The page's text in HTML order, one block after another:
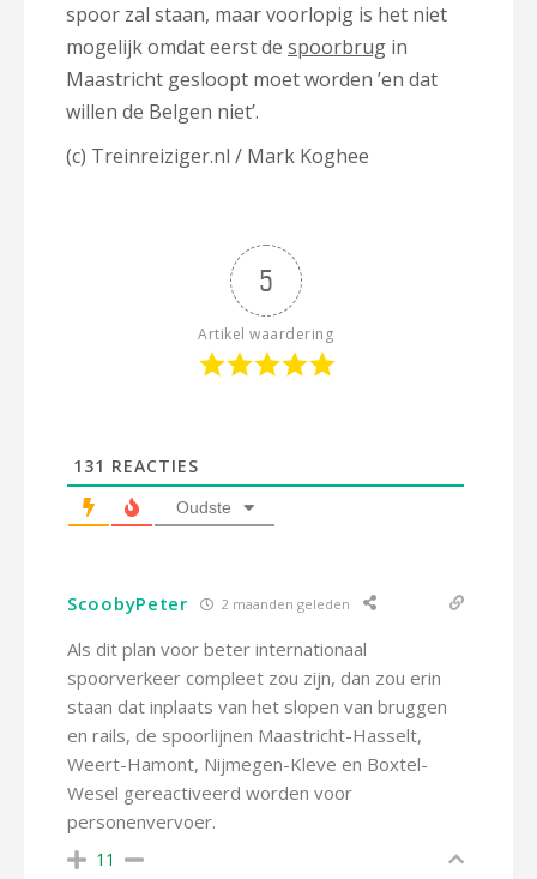
spoor zal staan, maar voorlopig is het niet
mogelijk omdat eerst de spoorbrug in
Maastricht gesloopt moet worden ’en dat
willen de Belgen niet’.
(c) Treinreiziger.nl / Mark Koghee
5
Artikel waardering
131 REACTIES
Oudste
ScoobyPeter 2 maanden geleden
Als dit plan voor beter internationaal
spoorverkeer compleet zou zijn, dan zou erin
staan dat inplaats van het slopen van bruggen
en rails, de spoorlijnen Maastricht-Hasselt,
Weert-Hamont, Nijmegen-Kleve en Boxtel-
Wesel gereactiveerd worden voor
personenvervoer.
11